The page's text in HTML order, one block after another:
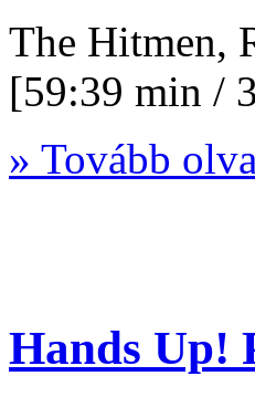
The Hitmen,
[59:39 min /
» Tovább
Hands Up!